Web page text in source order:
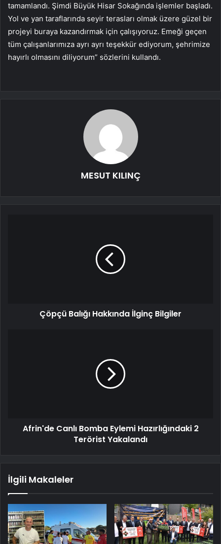
tamamlandı. Şimdi Büyük Hisar Sokağında işlemler başladı.
Yol ve yan taraflarında seyir terasları olmak üzere güzel bir
projeyi buraya kazandırmak için çalışıyoruz. Emeği geçen
tüm çalışanlarımıza ayrı ayrı teşekkür ediyorum, şehrimize
hayırlı olmasını diliyorum” sözlerini kullandı.
MESUT KILINÇ
Çöpçü Balığı Hakkında İlginç Bilgiler
Afrin'de Canlı Bomba Eylemi Hazırlığındaki 2
Terörist Yakalandı
İlgili Makaleler